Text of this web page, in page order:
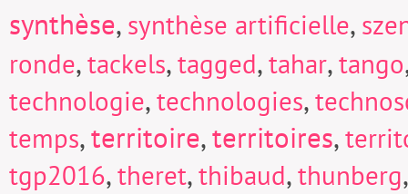
synthèse, synthèse artificielle,
ronde,tackels,tagged,tahar,tango
technologie,technologies,
temps,territoire,territoires,
tgp2016,theret,thibaud,thunberg